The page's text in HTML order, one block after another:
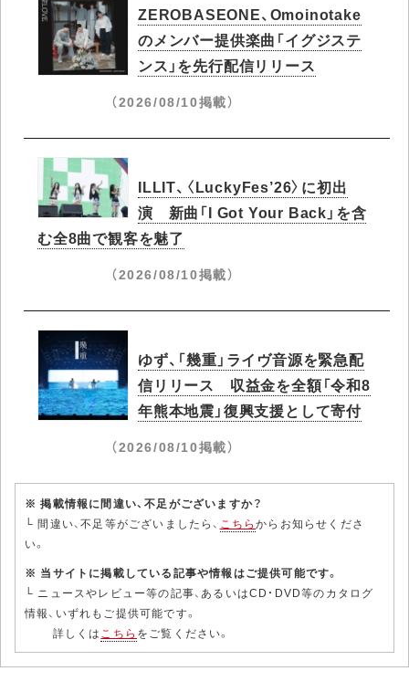
ZEROBASEONE、Omoinotake
のメンバー提供楽曲「イグジステ
ンス」を先行配信リリース
（2026/08/10掲載）
ILLIT、〈LuckyFes’26〉に初出
演 新曲「I Got Your Back」を含
む全8曲で観客を魅了
（2026/08/10掲載）
ゆず、「幾重」ライヴ音源を緊急配
信リリース 収益金を全額「令和8
年熊本地震」復興支援として寄付
（2026/08/10掲載）
※ 掲載情報に間違い、不足がございますか？
└ 間違い、不足等がございましたら、 こちらからお知らせくださ
い。
※ 当サイトに掲載している記事や情報はご提供可能です。
└ ニュースやレビュー等の記事、あるいはCD・DVD等のカタログ
情報、いずれもご提供可能です。
詳しくはこちら をご覧ください。